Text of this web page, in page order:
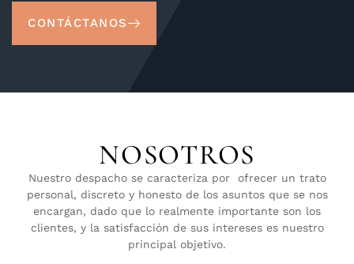
CONTÁCTANOS
NOSOTROS
Nuestro despacho se caracteriza por ofrecer un trato
personal, discreto y honesto de los asuntos que se nos
encargan, dado que lo realmente importante son los
clientes, y la satisfacción de sus intereses es nuestro
principal objetivo.